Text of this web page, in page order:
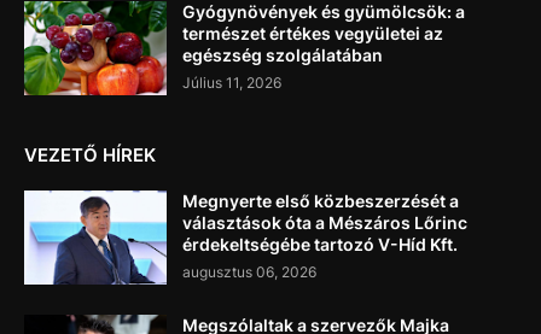
Gyógynövények és gyümölcsök: a
természet értékes vegyületei az
egészség szolgálatában
Július 11, 2026
VEZETŐ HÍREK
Megnyerte első közbeszerzését a
választások óta a Mészáros Lőrinc
érdekeltségébe tartozó V-Híd Kft.
augusztus 06, 2026
Megszólaltak a szervezők Majka